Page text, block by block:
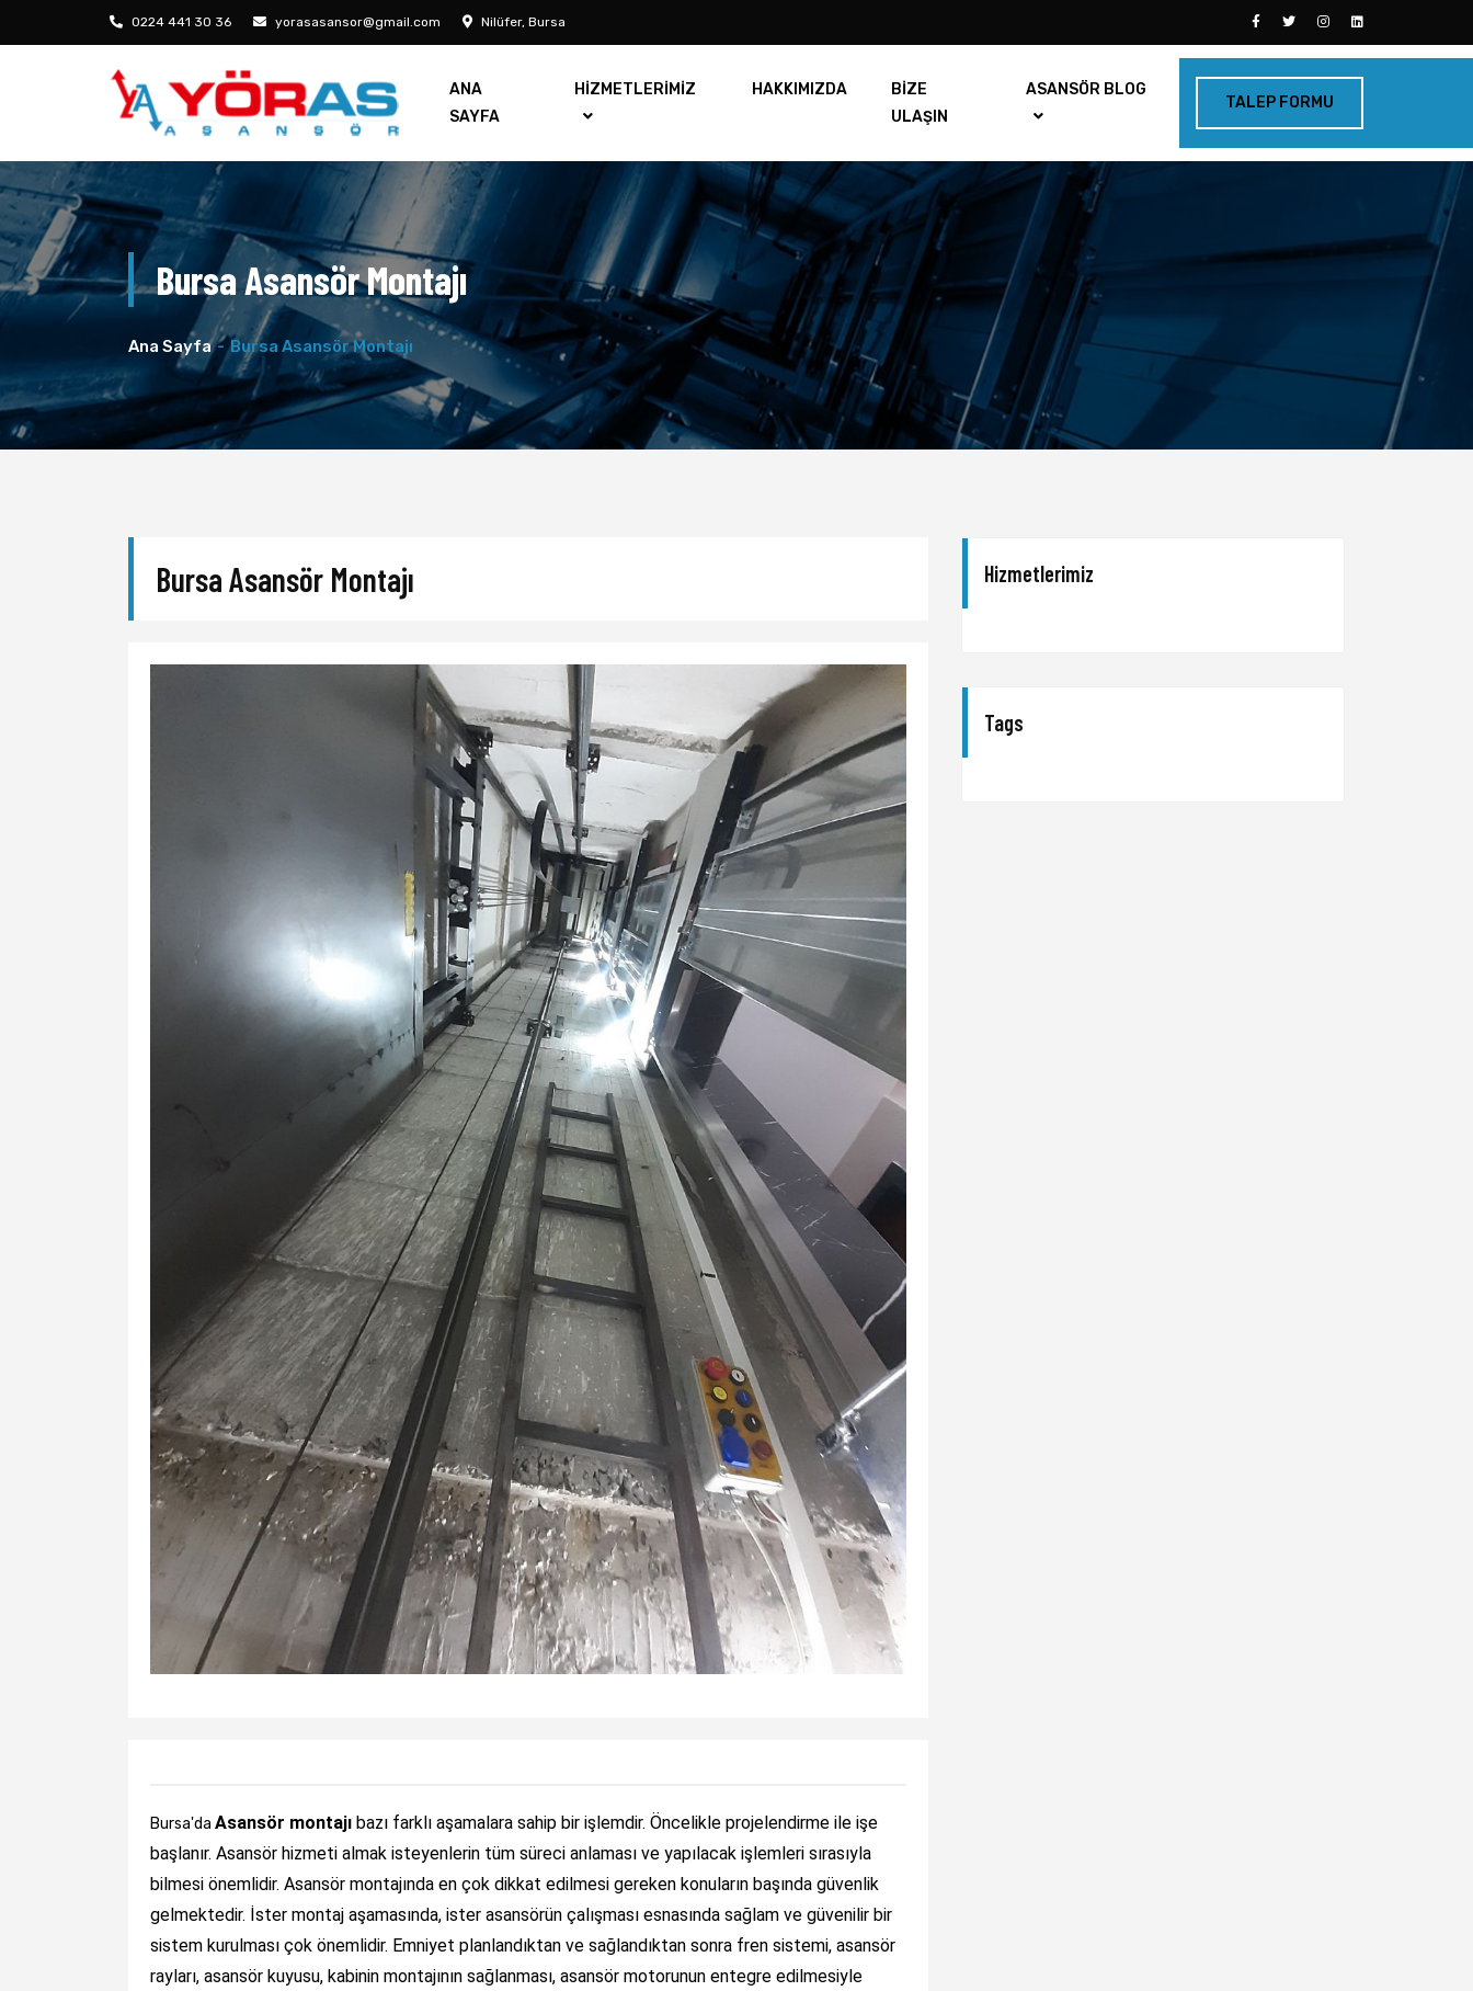
0224 441 30 36 yorasasansor@gmail.com Nilüfer, Bursa
ANA
SAYFA
HİZMETLERİMİZ HAKKIMIZDA
BİZE
ULAŞIN
ASANSÖR BLOG
TALEP FORMU
Bursa Asansör Montajı
Ana Sayfa Bursa Asansör Montajı
Bursa Asansör Montajı
Bursa'da Asansör montajı bazı farklı aşamalara sahip bir işlemdir. Öncelikle projelendirme ile işe
başlanır. Asansör hizmeti almak isteyenlerin tüm süreci anlaması ve yapılacak işlemleri sırasıyla
bilmesi önemlidir. Asansör montajında en çok dikkat edilmesi gereken konuların başında güvenlik
gelmektedir. İster montaj aşamasında, ister asansörün çalışması esnasında sağlam ve güvenilir bir
sistem kurulması çok önemlidir. Emniyet planlandıktan ve sağlandıktan sonra fren sistemi, asansör
rayları, asansör kuyusu, kabinin montajının sağlanması, asansör motorunun entegre edilmesiyle
Hizmetlerimiz
Tags